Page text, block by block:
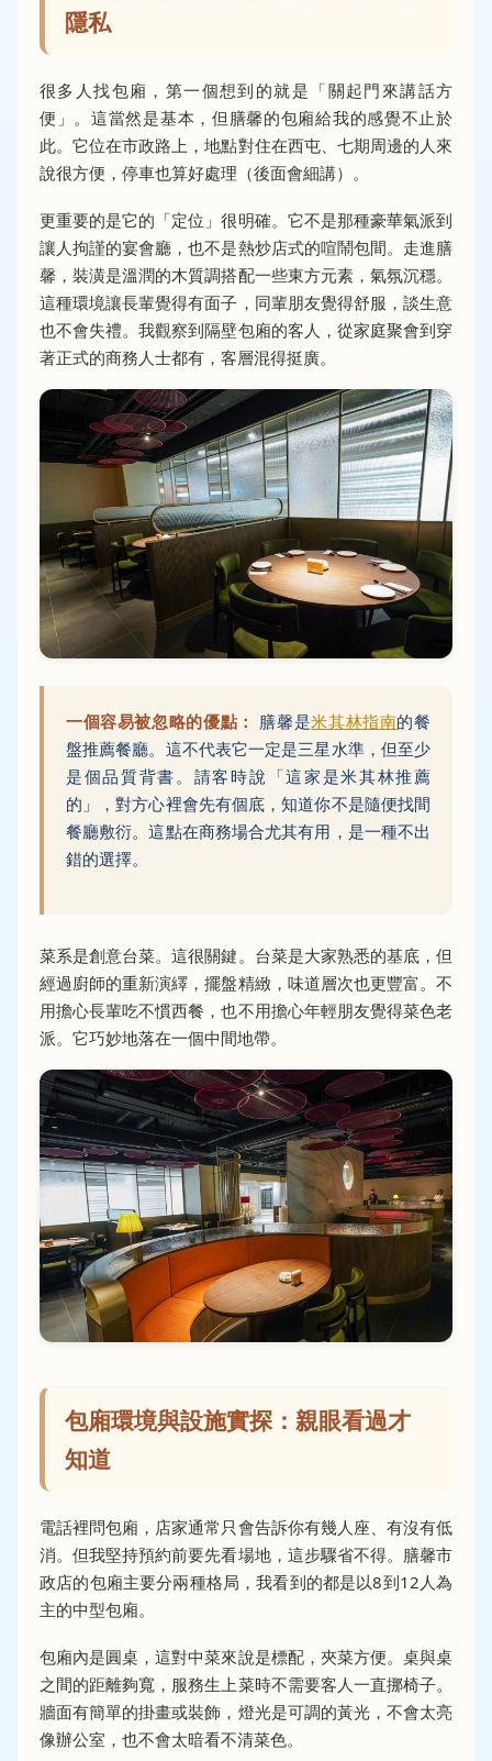
隱私
很多人找包廂，第一個想到的就是「關起門來講話方
便」。這當然是基本，但膳馨的包廂給我的感覺不止於
此。它位在市政路上，地點對住在西屯、七期周邊的人來
說很方便，停車也算好處理（後面會細講）。
更重要的是它的「定位」很明確。它不是那種豪華氣派到
讓人拘謹的宴會廳，也不是熱炒店式的喧鬧包間。走進膳
馨，裝潢是溫潤的木質調搭配一些東方元素，氣氛沉穩。
這種環境讓長輩覺得有面子，同輩朋友覺得舒服，談生意
也不會失禮。我觀察到隔壁包廂的客人，從家庭聚會到穿
著正式的商務人士都有，客層混得挺廣。
一個容易被忽略的優點： 膳馨是米其林指南的餐
盤推薦餐廳。這不代表它一定是三星水準，但至少
是個品質背書。請客時說「這家是米其林推薦
的」，對方心裡會先有個底，知道你不是隨便找間
餐廳敷衍。這點在商務場合尤其有用，是一種不出
錯的選擇。
菜系是創意台菜。這很關鍵。台菜是大家熟悉的基底，但
經過廚師的重新演繹，擺盤精緻，味道層次也更豐富。不
用擔心長輩吃不慣西餐，也不用擔心年輕朋友覺得菜色老
派。它巧妙地落在一個中間地帶。
包廂環境與設施實探：親眼看過才
知道
電話裡問包廂，店家通常只會告訴你有幾人座、有沒有低
消。但我堅持預約前要先看場地，這步驟省不得。膳馨市
政店的包廂主要分兩種格局，我看到的都是以8到12人為
主的中型包廂。
包廂內是圓桌，這對中菜來說是標配，夾菜方便。桌與桌
之間的距離夠寬，服務生上菜時不需要客人一直挪椅子。
牆面有簡單的掛畫或裝飾，燈光是可調的黃光，不會太亮
像辦公室，也不會太暗看不清菜色。